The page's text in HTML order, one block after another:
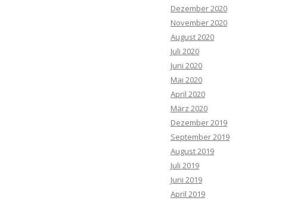
Dezember 2020
November 2020
August 2020
Juli 2020
Juni 2020
Mai 2020
April 2020
März 2020
Dezember 2019
September 2019
August 2019
Juli 2019
Juni 2019
April 2019